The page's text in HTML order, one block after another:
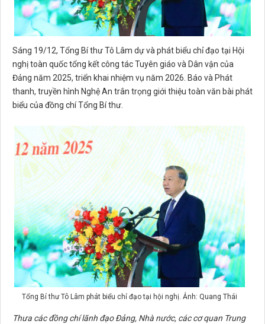
Sáng 19/12, Tổng Bí thư Tô Lâm dự và phát biểu chỉ đạo tại Hội
nghị toàn quốc tổng kết công tác Tuyên giáo và Dân vận của
Đảng năm 2025, triển khai nhiệm vụ năm 2026. Báo và Phát
thanh, truyền hình Nghệ An trân trọng giới thiệu toàn văn bài phát
biểu của đồng chí Tổng Bí thư.
Tổng Bí thư Tô Lâm phát biểu chỉ đạo tại hội nghị. Ảnh: Quang Thái
Thưa các đồng chí lãnh đạo Đảng, Nhà nước, các cơ quan Trung